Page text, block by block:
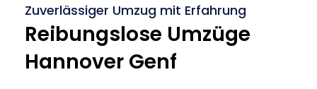
Zuverlässiger Umzug mit Erfahrung
Reibungslose Umzüge
Hannover Genf